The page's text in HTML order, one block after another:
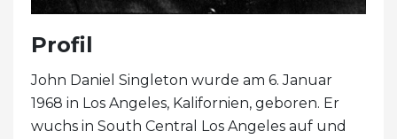
Profil
John Daniel Singleton wurde am 6. Januar
1968 in Los Angeles, Kalifornien, geboren. Er
wuchs in South Central Los Angeles auf und